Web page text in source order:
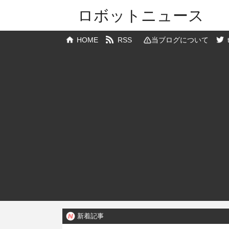
ロボットニュース
HOME RSS 当ブログについて
新着記事